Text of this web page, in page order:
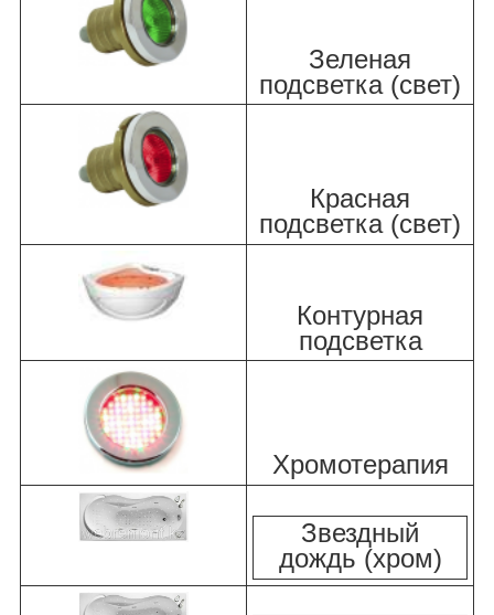
Зеленая
подсветка (свет)
Красная
подсветка (свет)
Контурная
подсветка
Хромотерапия
Звездный
дождь (хром)